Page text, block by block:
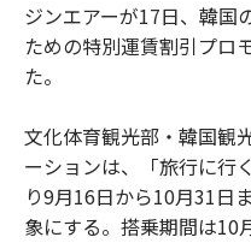
ジンエアーが17日、韓国
ための特別運賃割引プロ
た。
文化体育観光部・韓国観
ーションは、「旅行に行
り9月16日から10月31日
象にする。搭乗期間は10